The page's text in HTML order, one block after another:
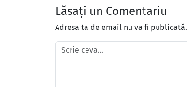
Lăsați un Comentariu
Adresa ta de email nu va fi publicată.